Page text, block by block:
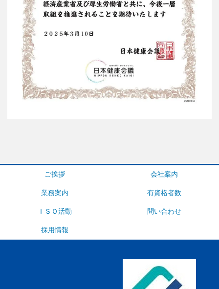
ご挨拶 会社案内
業務案内 有資格者数
ＩＳＯ活動 問い合わせ
採用情報